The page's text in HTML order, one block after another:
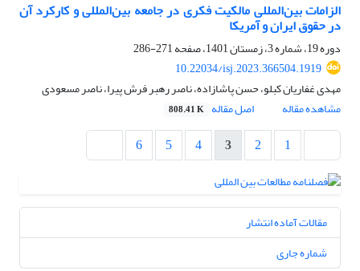
الزامات بین‌المللی مالکیت فکری در جامعه بین‌المللی و کارکرد آن
در حقوق ایران و آمریکا
دوره 19، شماره 3، زمستان 1401، صفحه
271-286
10.22034/isj.2023.366504.1919
مهدی غفاریان کبلو، حسن پاشازاده، ناصر رهبر فرش پیرا، ناصر مسعودی
مشاهده مقاله
اصل مقاله 808.41 K
1
2
3
4
5
6
مقالات آماده انتشار
شماره جاری